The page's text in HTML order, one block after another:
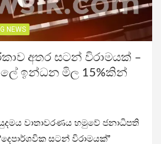
NEWS
අතර සටන් විරාමයක් –
ඉන්ධන මිල 15%කින්
වාතාවරණය හමුවේ ජනාධිපති
සටන් විරාමයක්”